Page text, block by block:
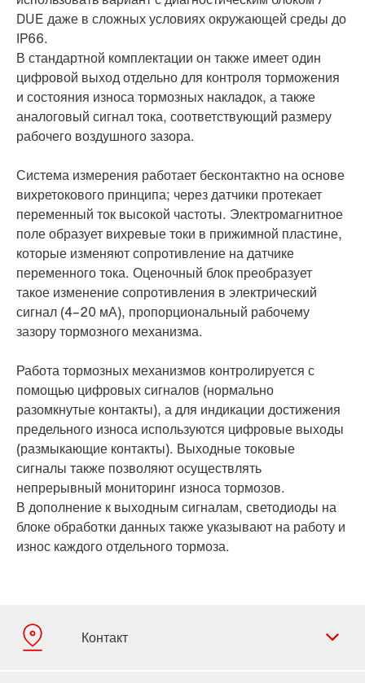
DUE даже в сложных условиях окружающей среды до
IP66.
В стандартной комплектации он также имеет один
цифровой выход отдельно для контроля торможения
и состояния износа тормозных накладок, а также
аналоговый сигнал тока, соответствующий размеру
рабочего воздушного зазора.
Система измерения работает бесконтактно на основе
вихретокового принципа; через датчики протекает
переменный ток высокой частоты. Электромагнитное
поле образует вихревые токи в прижимной пластине,
которые изменяют сопротивление на датчике
переменного тока. Оценочный блок преобразует
такое изменение сопротивления в электрический
сигнал (4–20 мА), пропорциональный рабочему
зазору тормозного механизма.
Работа тормозных механизмов контролируется с
помощью цифровых сигналов (нормально
разомкнутые контакты), а для индикации достижения
предельного износа используются цифровые выходы
(размыкающие контакты). Выходные токовые
сигналы также позволяют осуществлять
непрерывный мониторинг износа тормозов.
В дополнение к выходным сигналам, светодиоды на
блоке обработки данных также указывают на работу и
износ каждого отдельного тормоза.